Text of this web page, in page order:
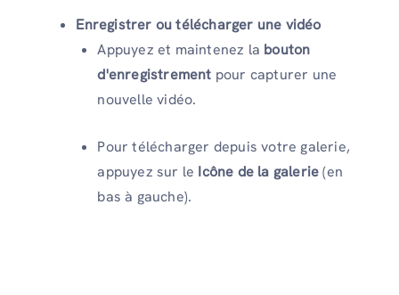
Enregistrer ou télécharger une vidéo
Appuyez et maintenez la bouton
d'enregistrement pour capturer une
nouvelle vidéo.
Pour télécharger depuis votre galerie,
appuyez sur le Icône de la galerie(en
bas à gauche).